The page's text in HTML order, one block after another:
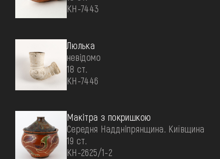
КН-7443
Люлька
невідомо
18 ст.
КН-7446
Макітра з покришкою
Середня Наддніпрянщина. Київщина
19 ст.
КН-2625/1-2